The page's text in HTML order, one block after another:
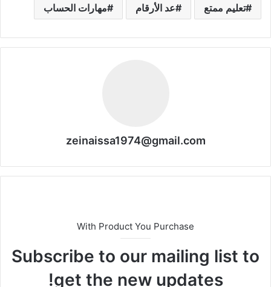
تعليم ممتع عد الأرقام مهارات الحساب
zeinaissa1974@gmail.com
With Product You Purchase
Subscribe to our mailing list to
get the new updates!